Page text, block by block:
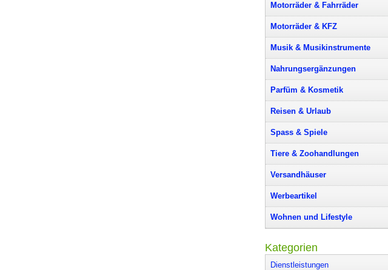
Motorräder & Fahrräder
Motorräder & KFZ
Musik & Musikinstrumente
Nahrungsergänzungen
Parfüm & Kosmetik
Reisen & Urlaub
Spass & Spiele
Tiere & Zoohandlungen
Versandhäuser
Werbeartikel
Wohnen und Lifestyle
Kategorien
Dienstleistungen